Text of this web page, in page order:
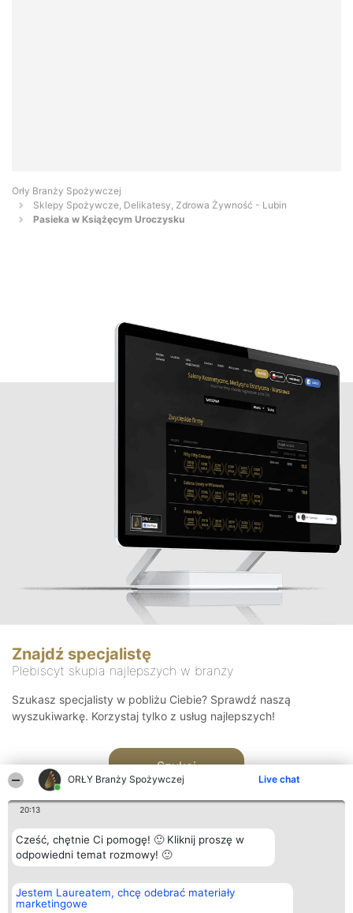
ORŁY Branży Spożywczej Live chat
20:13
Cześć, chętnie Ci pomogę! 🙂 Kliknij proszę w
odpowiedni temat rozmowy! 🙂
Jestem Laureatem, chcę odebrać materiały
marketingowe
Orły Branży Spożywczej
Sklepy Spożywcze, Delikatesy, Zdrowa Żywność - Lubin
Pasieka w Książęcym Uroczysku
Znajdź specjalistę
Plebiscyt skupia najlepszych w branży
Szukasz specjalisty w pobliżu Ciebie? Sprawdź naszą
wyszukiwarkę. Korzystaj tylko z usług najlepszych!
Szukaj
Organizator plebiscytu
Bright Side Solutions sp. z o.
o. sp. k.
Plebiscyt
Laureaci
Kontakt
Kontakt